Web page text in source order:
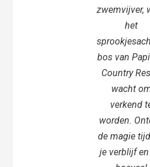
zwemvijver,
het
bos van
Country
wacht
verkend
worden.
de magie
je verblijf